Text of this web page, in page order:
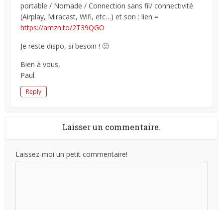
portable / Nomade / Connection sans fil/ connectivité
(Airplay, Miracast, Wifi, etc…) et son : lien =
https://amzn.to/2T39QGO
Je reste dispo, si besoin ! 🙂
Bien à vous,
Paul.
Reply
Laisser un commentaire.
Laissez-moi un petit commentaire!